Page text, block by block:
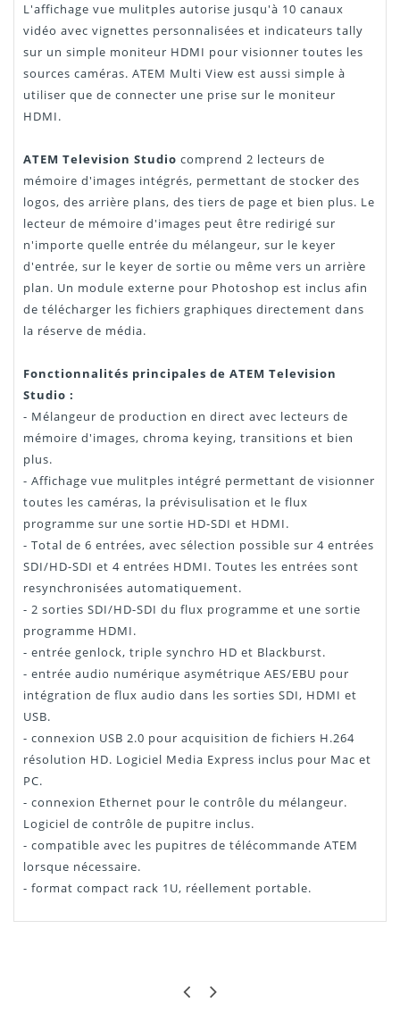
L'affichage vue mulitples autorise jusqu'à 10 canaux
vidéo avec vignettes personnalisées et indicateurs tally
sur un simple moniteur HDMI pour visionner toutes les
sources caméras. ATEM Multi View est aussi simple à
utiliser que de connecter une prise sur le moniteur
HDMI.
ATEM Television Studio comprend 2 lecteurs de
mémoire d'images intégrés, permettant de stocker des
logos, des arrière plans, des tiers de page et bien plus. Le
lecteur de mémoire d'images peut être redirigé sur
n'importe quelle entrée du mélangeur, sur le keyer
d'entrée, sur le keyer de sortie ou même vers un arrière
plan. Un module externe pour Photoshop est inclus afin
de télécharger les fichiers graphiques directement dans
la réserve de média.
Fonctionnalités principales de ATEM Television
Studio :
- Mélangeur de production en direct avec lecteurs de
mémoire d'images, chroma keying, transitions et bien
plus.
- Affichage vue mulitples intégré permettant de visionner
toutes les caméras, la prévisulisation et le flux
programme sur une sortie HD-SDI et HDMI.
- Total de 6 entrées, avec sélection possible sur 4 entrées
SDI/HD-SDI et 4 entrées HDMI. Toutes les entrées sont
resynchronisées automatiquement.
- 2 sorties SDI/HD-SDI du flux programme et une sortie
programme HDMI.
- entrée genlock, triple synchro HD et Blackburst.
- entrée audio numérique asymétrique AES/EBU pour
intégration de flux audio dans les sorties SDI, HDMI et
USB.
- connexion USB 2.0 pour acquisition de fichiers H.264
résolution HD. Logiciel Media Express inclus pour Mac et
PC.
- connexion Ethernet pour le contrôle du mélangeur.
Logiciel de contrôle de pupitre inclus.
- compatible avec les pupitres de télécommande ATEM
lorsque nécessaire.
- format compact rack 1U, réellement portable.